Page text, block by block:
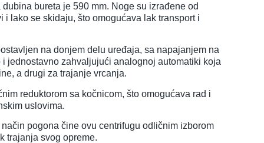
bureta je 590 mm. Noge su izrađene od
lako se skidaju, što omogućava lak transport i
na donjem delu uređaja, sa napajanjem na
jednostavno zahvaljujući analognoj automatiki koja
a drugi za trajanje vrcanja.
reduktorom sa kočnicom, što omogućava rad i
uslovima.
pogona čine ovu centrifugu odličnim izborom
trajanja svog opreme.